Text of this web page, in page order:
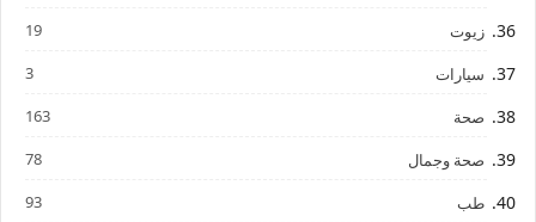
زيوت 19
سيارات 3
صحة 163
صحة وجمال 78
طب 93